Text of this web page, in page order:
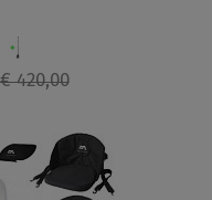
€ 420,00